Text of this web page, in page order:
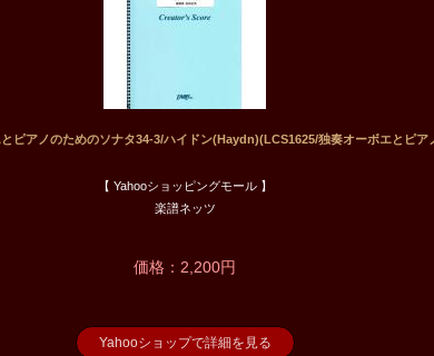
ピアノのためのソナタ34-3/ハイドン(Haydn)(LCS1625/独奏オーボエとピア
【 Yahooショッピングモール 】
楽譜ネッツ
価格：2,200円
Yahooショップで詳細を見る